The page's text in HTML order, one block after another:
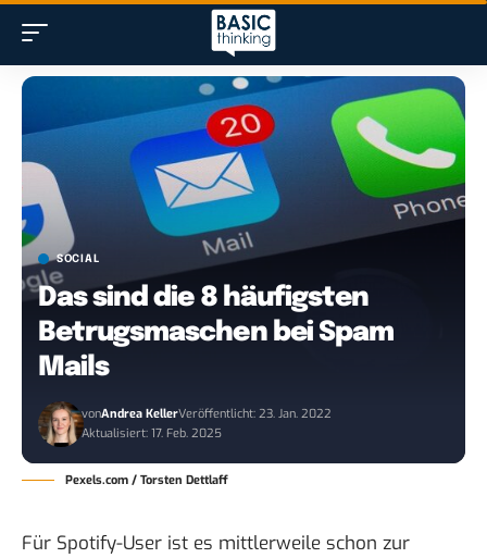
SOCIAL
Das sind die 8 häufigsten
Betrugsmaschen bei Spam
Mails
vonAndrea KellerVeröffentlicht: 23. Jan. 2022
Aktualisiert: 17. Feb. 2025
Pexels.com / Torsten Dettlaff
Für Spotify-User ist es mittlerweile schon zur